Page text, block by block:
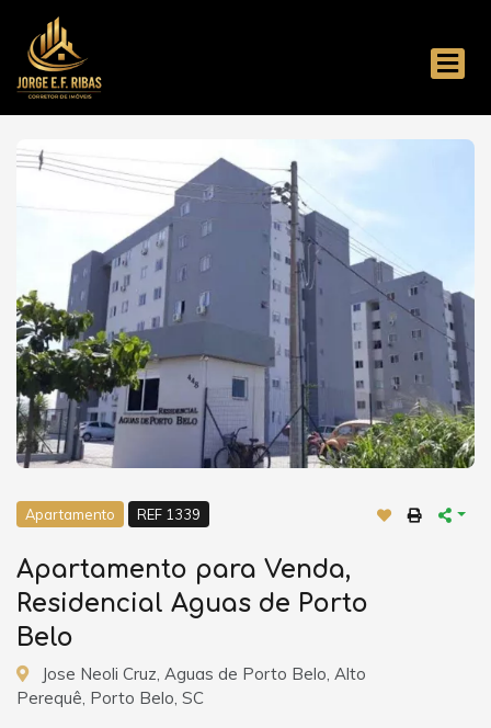
Apartamento REF 1339
Apartamento para Venda,
Residencial Aguas de Porto
Belo
Jose Neoli Cruz, Aguas de Porto Belo, Alto
Perequê, Porto Belo, SC